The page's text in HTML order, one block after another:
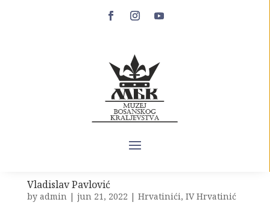
|
Resa (XIV st. – poslije 1393.) je kćerka vojvode Vukca
Hrvatinića i sestra čuvenog bosanskog magnata
Hrvoja Vukčića Hrvatinića. Pored Rese, vojvoda
Vukac je imao još dvije kćerke, Vučicu i još jednu
susrećemo samo jednom...
Vladislav Pavlović
by admin| jun 21, 2022 | Hrvatinići, IV Hrvatinić